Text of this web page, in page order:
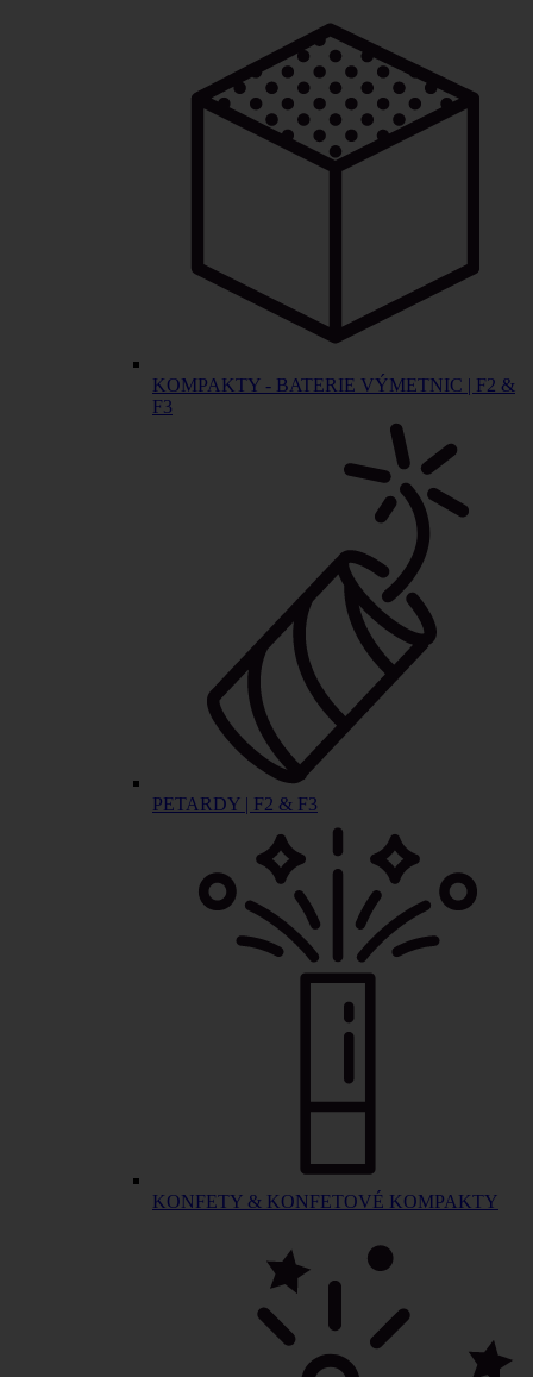
KOMPAKTY - BATERIE VÝMETNIC | F2 &
F3
PETARDY | F2 & F3
KONFETY & KONFETOVÉ KOMPAKTY